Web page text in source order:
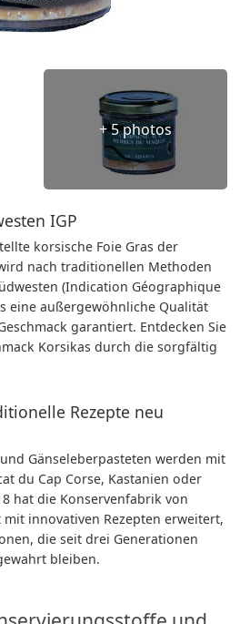
+ 5 photos
IGP
korsische Foie Gras der
nach traditionellen Methoden
(Indication Géographique
eine außergewöhnliche Qualität
garantiert. Entdecken Sie
Korsikas durch die sorgfältig
Rezepte neu
Gänseleberpasteten werden mit
du Cap Corse, Kastanien oder
hat die Konservenfabrik von
innovativen Rezepten erweitert,
die seit drei Generationen
bleiben.